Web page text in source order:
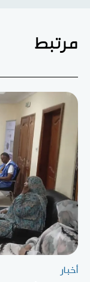
مرتبط
أخبار